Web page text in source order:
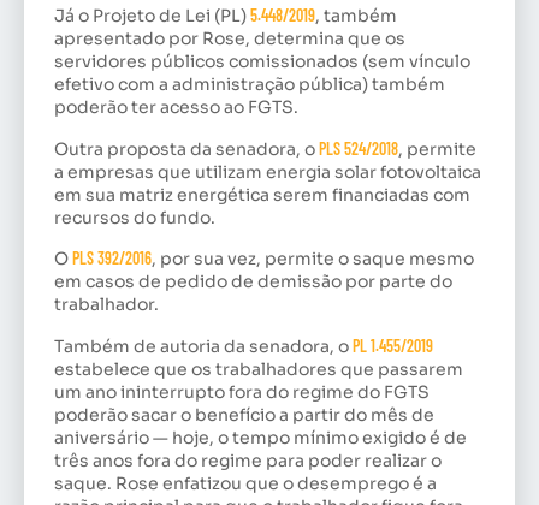
Já o Projeto de Lei (PL)5.448/2019, também
apresentado por Rose, determina que os
servidores públicos comissionados (sem vínculo
efetivo com a administração pública) também
poderão ter acesso ao FGTS.
Outra proposta da senadora, oPLS 524/2018, permite
a empresas que utilizam energia solar fotovoltaica
em sua matriz energética serem financiadas com
recursos do fundo.
OPLS 392/2016, por sua vez, permite o saque mesmo
em casos de pedido de demissão por parte do
trabalhador.
Também de autoria da senadora, oPL 1.455/2019
estabelece que os trabalhadores que passarem
um ano ininterrupto fora do regime do FGTS
poderão sacar o benefício a partir do mês de
aniversário — hoje, o tempo mínimo exigido é de
três anos fora do regime para poder realizar o
saque. Rose enfatizou que o desemprego é a